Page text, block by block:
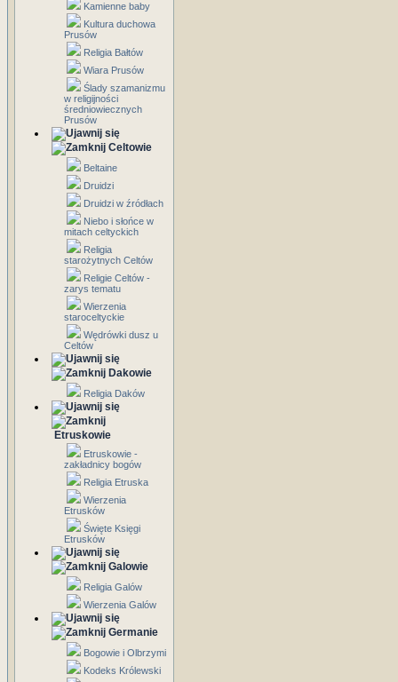
Kamienne baby
Kultura duchowa
Prusów
Religia Bałtów
Wiara Prusów
Ślady szamanizmu
w religijności
średniowiecznych
Prusów
Celtowie
Beltaine
Druidzi
Druidzi w źródłach
Niebo i słońce w
mitach celtyckich
Religia
starożytnych Celtów
Religie Celtów -
zarys tematu
Wierzenia
staroceltyckie
Wędrówki dusz u
Celtów
Dakowie
Religia Daków
Etruskowie
Etruskowie -
zakładnicy bogów
Religia Etruska
Wierzenia
Etrusków
Święte Księgi
Etrusków
Galowie
Religia Galów
Wierzenia Galów
Germanie
Bogowie i Olbrzymi
Kodeks Królewski